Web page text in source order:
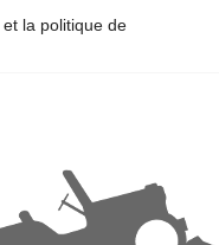
et la politique de